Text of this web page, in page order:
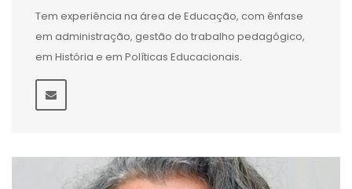
Tem experiência na área de Educação, com ênfase
em administração, gestão do trabalho pedagógico,
em História e em Políticas Educacionais.